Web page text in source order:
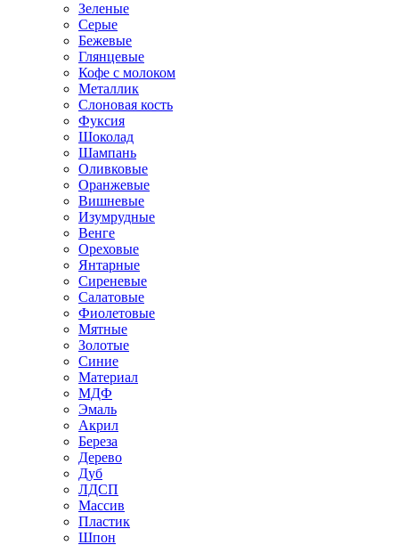
Зеленые
Серые
Бежевые
Глянцевые
Кофе с молоком
Металлик
Слоновая кость
Фуксия
Шоколад
Шампань
Оливковые
Оранжевые
Вишневые
Изумрудные
Венге
Ореховые
Янтарные
Сиреневые
Салатовые
Фиолетовые
Мятные
Золотые
Синие
Материал
МДФ
Эмаль
Акрил
Береза
Дерево
Дуб
ЛДСП
Массив
Пластик
Шпон